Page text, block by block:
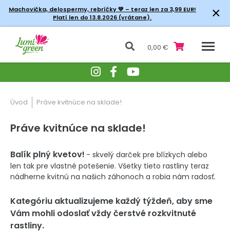
Machovička, delospermy, rebríčky💚 – teraz len za 3,99 EUR!
Platí len do 13.8.2026 (vrátane).
×
0,00 €
Úvod Práve kvitnúce na sklade!
Práve kvitnúce na sklade!
Balík plný kvetov! - skvelý darček pre blízkych alebo
len tak pre vlastné potešenie. Všetky tieto rastliny teraz
nádherne kvitnú na našich záhonoch a robia nám radosť.
Kategóriu aktualizujeme každý týždeň, aby sme
Vám mohli odoslať vždy čerstvé rozkvitnuté
rastliny.